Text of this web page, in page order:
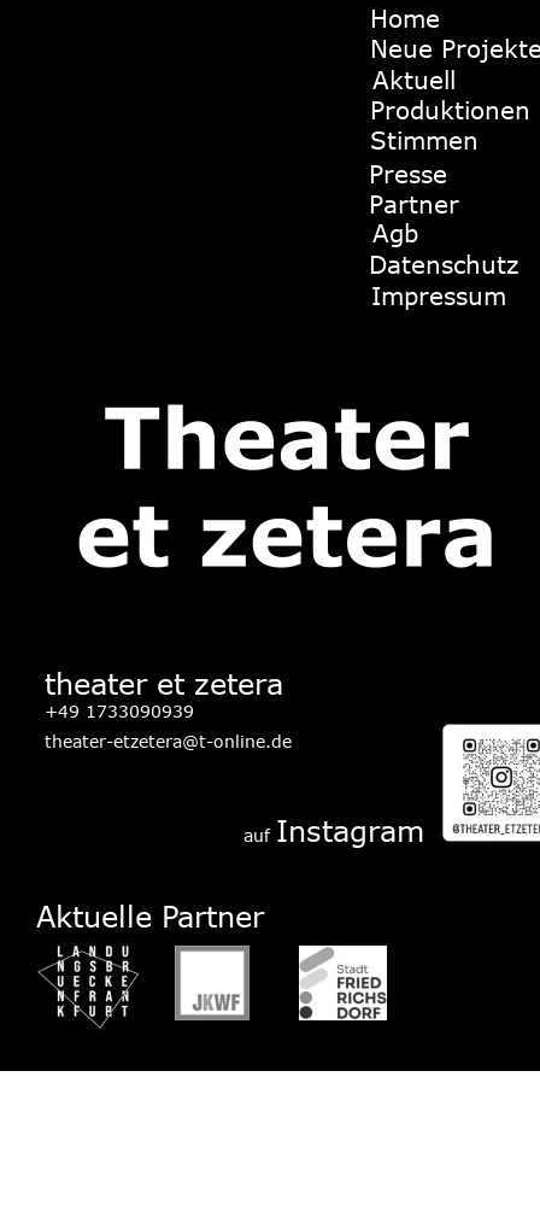
theater et zetera
+49 1733090939
Aktuelle Partner
auf Instagram
Home
Neue
Aktuell
Stimmen
Partner
Agb
Produktionen
Datenschutz
Impressum
Presse
theater-etzetera@t-online.de